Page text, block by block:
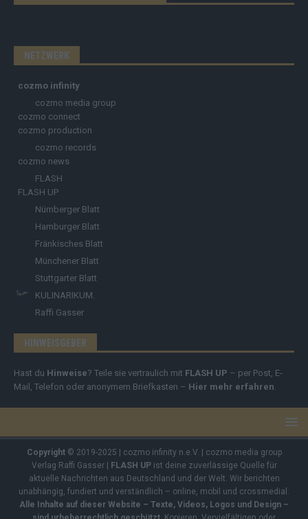
NETZWERK
cozmo infinity
cozmo media group
cozmo connect
cozmo production
cozmo records
cozmo news
FLASH
FLASH UP
Nürnberger Blatt
Hamburger Blatt
Fränkisches Blatt
Münchener Blatt
Stuttgarter Blatt
KULINARIKUM.
Raffi Gasser
HINWEISGEBER
Hast du Hinweise? Teile sie vertraulich mit FLASH UP – per Post, E-
Mail, Telefon oder anonymem Briefkasten – Hier mehr erfahren
Copyright© 2019-2025 | cozmo infinity n.e.V. | cozmo media group
Verlag Raffi Gasser | FLASH UPist deine zuverlässige Quelle für
aktuelle Nachrichten aus Deutschland und der Welt. Wir berichten
unabhängig, fundiert und verständlich – online, mobil und crossmedial.
Alle Inhalte auf dieser Website – Texte, Videos, Logos und Design –